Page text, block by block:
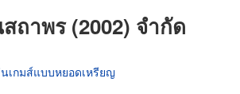
ถาพร (2002) จำกัด
นเกมส์แบบหยอดเหรียญ